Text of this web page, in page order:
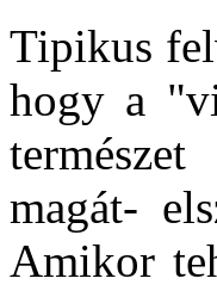
Tipikus
hogy a
magát-
Amikor